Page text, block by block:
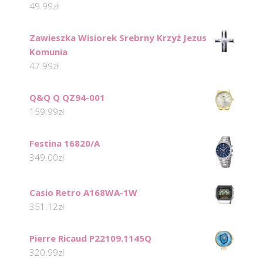
49.99zł
Zawieszka Wisiorek Srebrny Krzyż Jezus
Komunia
47.99zł
Q&Q Q QZ94-001
159.99zł
Festina 16820/A
349.00zł
Casio Retro A168WA-1W
351.12zł
Pierre Ricaud P22109.1145Q
320.99zł